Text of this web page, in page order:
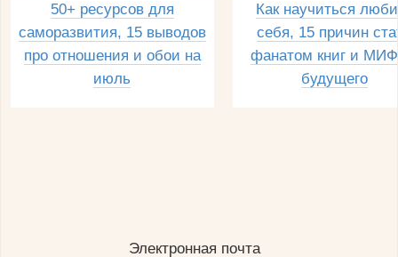
50+ ресурсов для
саморазвития, 15 выводов
про отношения и обои на
июль
Как научиться
себя, 15 причин
фанатом книг и
будущего
Электронная почта